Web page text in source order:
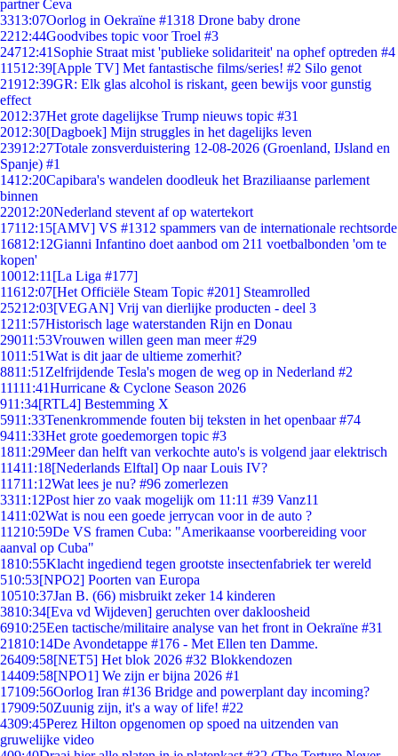
partner Ceva
3313:07Oorlog in Oekraïne #1318 Drone baby drone
2212:44Goodvibes topic voor Troel #3
24712:41 Sophie Straat mist 'publieke solidariteit' na ophef optreden #4
11512:39[Apple TV] Met fantastische films/series! #2 Silo genot
21912:39GR: Elk glas alcohol is riskant, geen bewijs voor gunstig
effect
2012:37Het grote dagelijkse Trump nieuws topic #31
2012:30[Dagboek] Mijn struggles in het dagelijks leven
23912:27Totale zonsverduistering 12-08-2026 (Groenland, IJsland en
Spanje) #1
1412:20Capibara's wandelen doodleuk het Braziliaanse parlement
binnen
22012:20Nederland stevent af op watertekort
17112:15[AMV] VS #1312 spammers van de internationale rechtsorde
16812:12Gianni Infantino doet aanbod om 211 voetbalbonden 'om te
kopen'
10012:11 [La Liga #177]
11612:07[Het Officiële Steam Topic #201] Steamrolled
25212:03[VEGAN] Vrij van dierlijke producten - deel 3
1211:57Historisch lage waterstanden Rijn en Donau
29011:53Vrouwen willen geen man meer #29
1011:51Wat is dit jaar de ultieme zomerhit?
8811:51 Zelfrijdende Tesla's mogen de weg op in Nederland #2
11111:41Hurricane & Cyclone Season 2026
911:34[RTL4] Bestemming X
5911:33Tenenkrommende fouten bij teksten in het openbaar #74
9411:33Het grote goedemorgen topic #3
1811:29Meer dan helft van verkochte auto's is volgend jaar elektrisch
11411:18[Nederlands Elftal] Op naar Louis IV?
11711:12Wat lees je nu? #96 zomerlezen
3311:12Post hier zo vaak mogelijk om 11:11 #39 Vanz11
1411:02Wat is nou een goede jerrycan voor in de auto ?
11210:59De VS framen Cuba: "Amerikaanse voorbereiding voor
aanval op Cuba"
1810:55Klacht ingediend tegen grootste insectenfabriek ter wereld
510:53[NPO2] Poorten van Europa
10510:37Jan B. (66) misbruikt zeker 14 kinderen
3810:34[Eva vd Wijdeven] geruchten over dakloosheid
6910:25Een tactische/militaire analyse van het front in Oekraïne #31
21810:14De Avondetappe #176 - Met Ellen ten Damme.
26409:58[NET5] Het blok 2026 #32 Blokkendozen
14409:58[NPO1] We zijn er bijna 2026 #1
17109:56Oorlog Iran #136 Bridge and powerplant day incoming?
17909:50Zuunig zijn, it's a way of life! #22
4309:45Perez Hilton opgenomen op spoed na uitzenden van
gruwelijke video